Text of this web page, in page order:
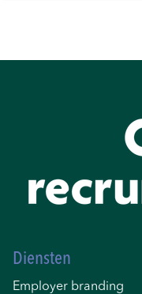
Diensten
Employer branding